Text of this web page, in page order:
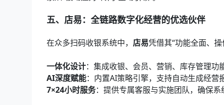
五、店易：全链路数字化经营的优选伙伴
在众多扫码收银系统中， 店易凭借其“功能全面、
一体化设计：集成收银、会员、营销、库存管理功
AI深度赋能：内置AI策略引擎，支持自动生成经营
7×24小时服务：提供专属客服与实施团队，确保系